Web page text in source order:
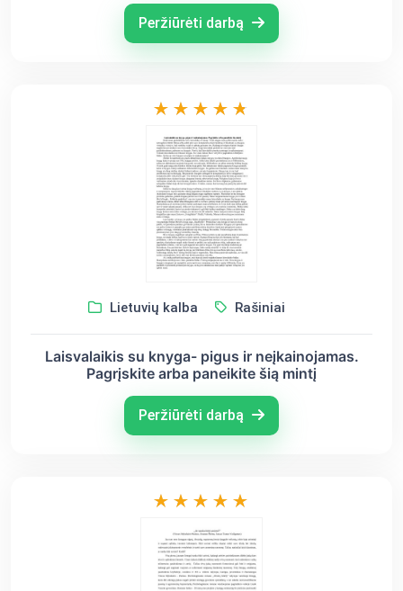
Peržiūrėti darbą
Lietuvių kalba Rašiniai
Laisvalaikis su knyga- pigus ir neįkainojamas.
Pagrįskite arba paneikite šią mintį
Peržiūrėti darbą